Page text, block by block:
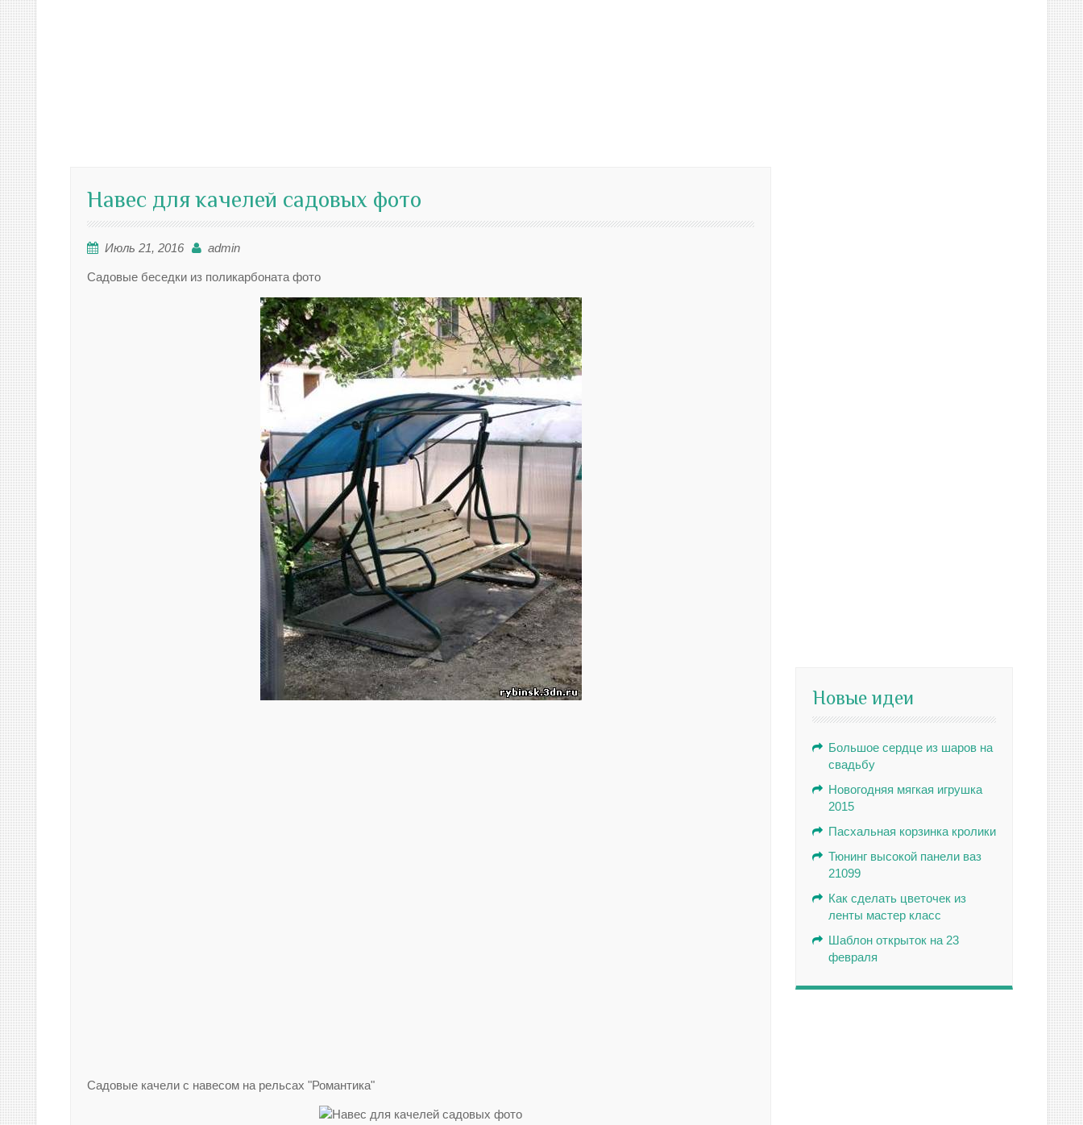
Навес для качелей садовых фото
Июль 21, 2016 admin
Садовые беседки из поликарбоната фото
Садовые качели с навесом на рельсах "Романтика"
Новые идеи
Большое сердце из шаров на
свадьбу
Новогодняя мягкая игрушка
2015
Пасхальная корзинка кролики
Тюнинг высокой панели ваз
21099
Как сделать цветочек из
ленты мастер класс
Шаблон открыток на 23
февраля